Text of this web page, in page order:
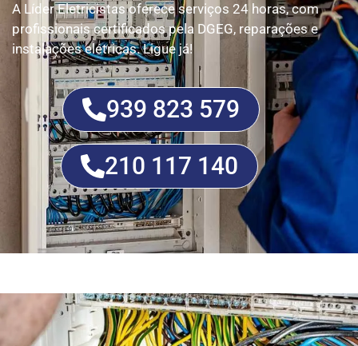
A Líder Eletricistas oferece serviços 24 horas, com
profissionais certificados pela DGEG, reparações e
instalações elétricas. Ligue já!
939 823 579
210 117 140